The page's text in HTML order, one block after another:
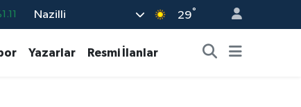
Nazilli 29°
Yazarlar Resmi İlanlar